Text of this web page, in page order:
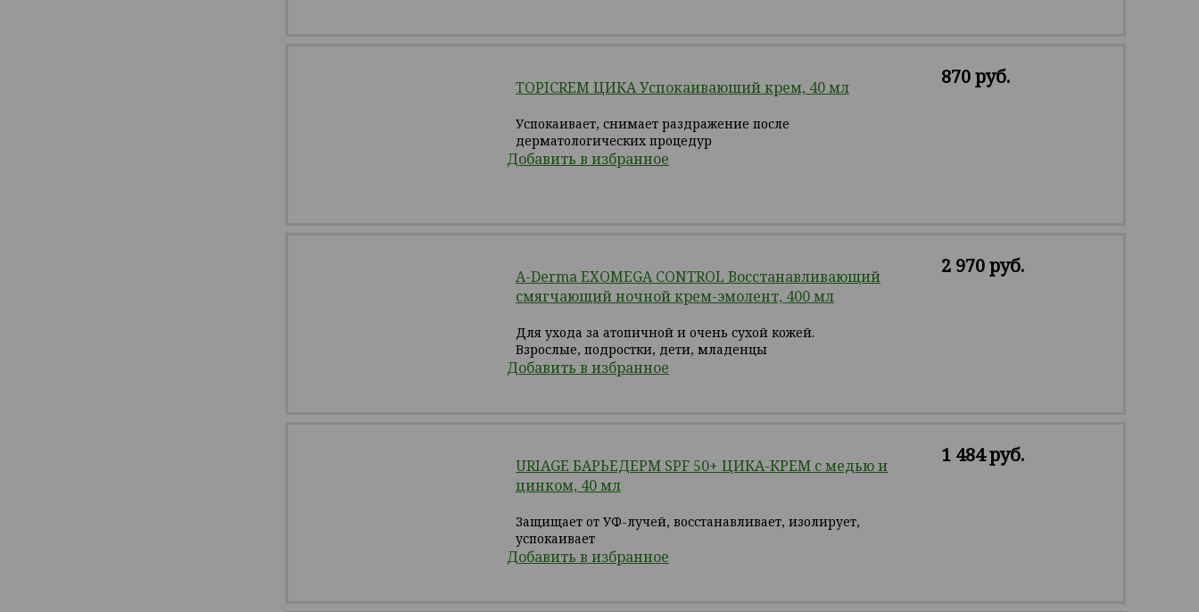
TOPICREM ЦИКА Успокаивающий крем, 40 мл
Успокаивает, снимает раздражение после
дерматологических процедур
Добавить в избранное
870 руб.
A-Derma EXOMEGA CONTROL Восстанавливающий
смягчающий ночной крем-эмолент, 400 мл
Для ухода за атопичной и очень сухой кожей.
Взрослые, подростки, дети, младенцы
Добавить в избранное
2 970 руб.
URIAGE БАРЬЕДЕРМ SPF 50+ ЦИКА-КРЕМ с медью и
цинком, 40 мл
Защищает от УФ-лучей, восстанавливает, изолирует,
успокаивает
Добавить в избранное
1 484 руб.